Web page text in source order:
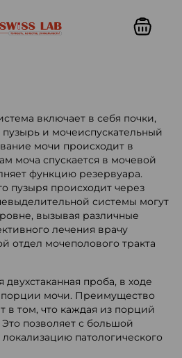
включает в себя почки,
и мочеиспускательный
мочи происходит в
моча спускается в мочевой
функцию резервуара.
пузыря происходит через
системы могут
вызывая различные
лечения врачу
отдел мочеполового тракта
двухстаканная проба, в ходе
порции мочи. Преимущество
в том, что каждая из порций
позволяет с большой
патологического